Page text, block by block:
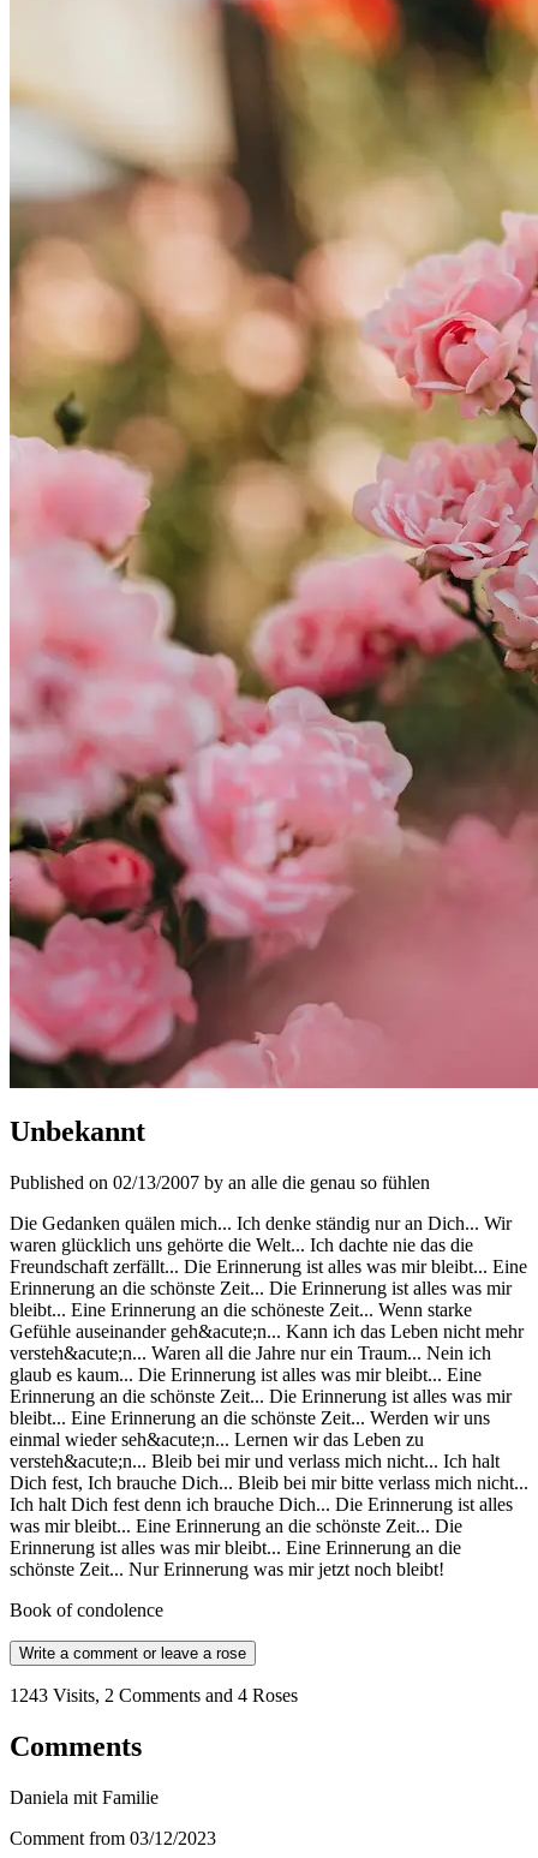
Unbekannt
Published on 02/13/2007 by an alle die genau so fühlen
Die Gedanken quälen mich... Ich denke ständig nur an Dich... Wir
waren glücklich uns gehörte die Welt... Ich dachte nie das die
Freundschaft zerfällt... Die Erinnerung ist alles was mir bleibt... Eine
Erinnerung an die schönste Zeit... Die Erinnerung ist alles was mir
bleibt... Eine Erinnerung an die schöneste Zeit... Wenn starke
Gefühle auseinander geh&acute;n... Kann ich das Leben nicht mehr
versteh&acute;n... Waren all die Jahre nur ein Traum... Nein ich
glaub es kaum... Die Erinnerung ist alles was mir bleibt... Eine
Erinnerung an die schönste Zeit... Die Erinnerung ist alles was mir
bleibt... Eine Erinnerung an die schönste Zeit... Werden wir uns
einmal wieder seh&acute;n... Lernen wir das Leben zu
versteh&acute;n... Bleib bei mir und verlass mich nicht... Ich halt
Dich fest, Ich brauche Dich... Bleib bei mir bitte verlass mich nicht...
Ich halt Dich fest denn ich brauche Dich... Die Erinnerung ist alles
was mir bleibt... Eine Erinnerung an die schönste Zeit... Die
Erinnerung ist alles was mir bleibt... Eine Erinnerung an die
schönste Zeit... Nur Erinnerung was mir jetzt noch bleibt!
Book of condolence
Write a comment or leave a rose
1243 Visits, 2 Comments and 4 Roses
Comments
Daniela mit Familie
Comment from 03/12/2023